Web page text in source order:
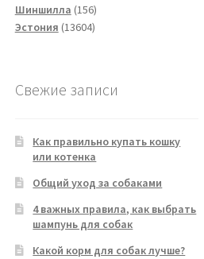
Шиншилла 156156
товаров
Эстония 1360413604
Свежие записи
Как правильно купать кошку
или котенка
Общий уход за собаками
4 важных правила, как выбрать
шампунь для собак
Какой корм для собак лучше?